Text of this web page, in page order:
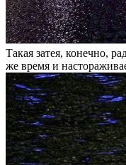
Такая затея, конечно,
же время и